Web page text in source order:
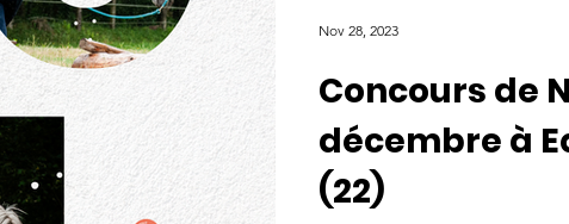
Concours de
décembre à
(22)
Nov 28, 2023